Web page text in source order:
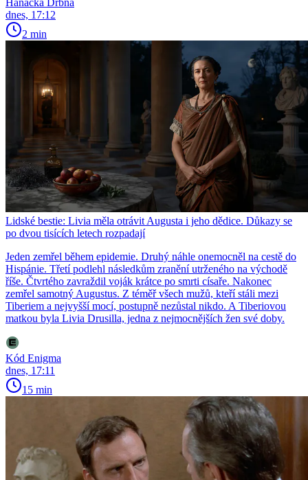
Hanácká Drbna
dnes, 17:12
2 min
Lidské bestie: Livia měla otrávit Augusta i jeho dědice. Důkazy se
po dvou tisících letech rozpadají
Jeden zemřel během epidemie. Druhý náhle onemocněl na cestě do
Hispánie. Třetí podlehl následkům zranění utrženého na východě
říše. Čtvrtého zavraždil voják krátce po smrti císaře. Nakonec
zemřel samotný Augustus. Z téměř všech mužů, kteří stáli mezi
Tiberiem a nejvyšší mocí, postupně nezůstal nikdo. A Tiberiovou
matkou byla Livia Drusilla, jedna z nejmocnějších žen své doby.
Kód Enigma
dnes, 17:11
15 min